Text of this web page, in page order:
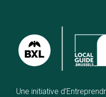
Une initiative